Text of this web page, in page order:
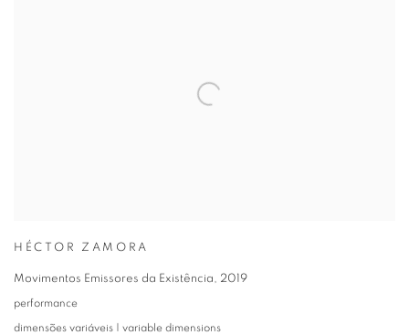
HÉCTOR ZAMORA
Movimentos Emissores da Existência, 2019
performance
dimensões variáveis | variable dimensions